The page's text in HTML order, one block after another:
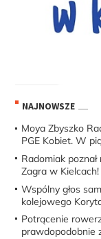
NAJNOWSZE
Moya Zbyszko
PGE Kobiet. W
Radomiak
Zagra w Kielcach!
Wspólny głos
kolejowego
Potrącenie
prawdopodobnie